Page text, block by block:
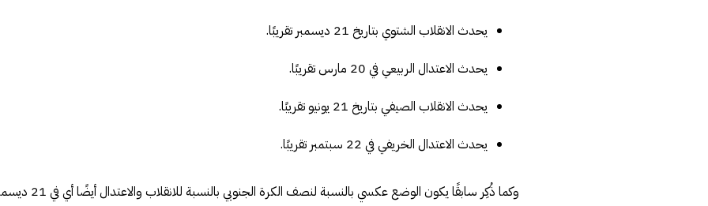
يحدث الانقلاب الشتوي بتاريخ 21 ديسمبر تقريبًا.
يحدث الاعتدال الربيعي في 20 مارس تقريبًا.
يحدث الانقلاب الصيفي بتاريخ 21 يونيو تقريبًا.
يحدث الاعتدال الخريفي في 22 سبتمبر تقريبًا.
وكما ذُكِر سابقًا يكون الوضع عكسي بالنسبة لنصف الكرة الجنوبي بالنسبة للانقلاب